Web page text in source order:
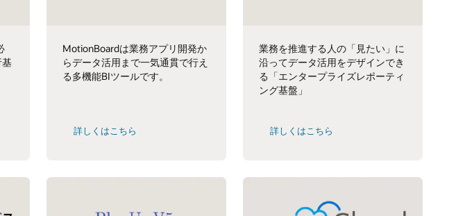
MotionBoardは業務アプリ開発か
らデータ活用まで一気通貫で行え
る多機能BIツールです。
詳しくはこちら
業務を推進する人の「見たい」に
沿ってデータ活用をデザインでき
る「エンタープライズレポーティ
ング基盤」
詳しくはこちら